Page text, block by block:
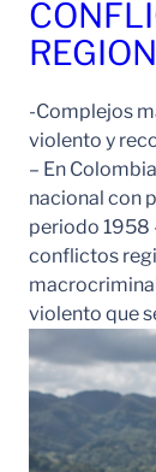
-Complejos
violento y
– En
nacional con
periodo 1958
conflictos
violento que